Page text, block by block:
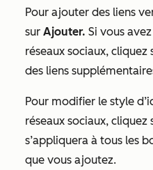
Pour ajouter des liens
sur Ajouter. Si vous
réseaux sociaux, cliquez
des liens
Pour modifier le style
réseaux sociaux, cliquez
s’appliquera à tous les
que vous ajoutez.